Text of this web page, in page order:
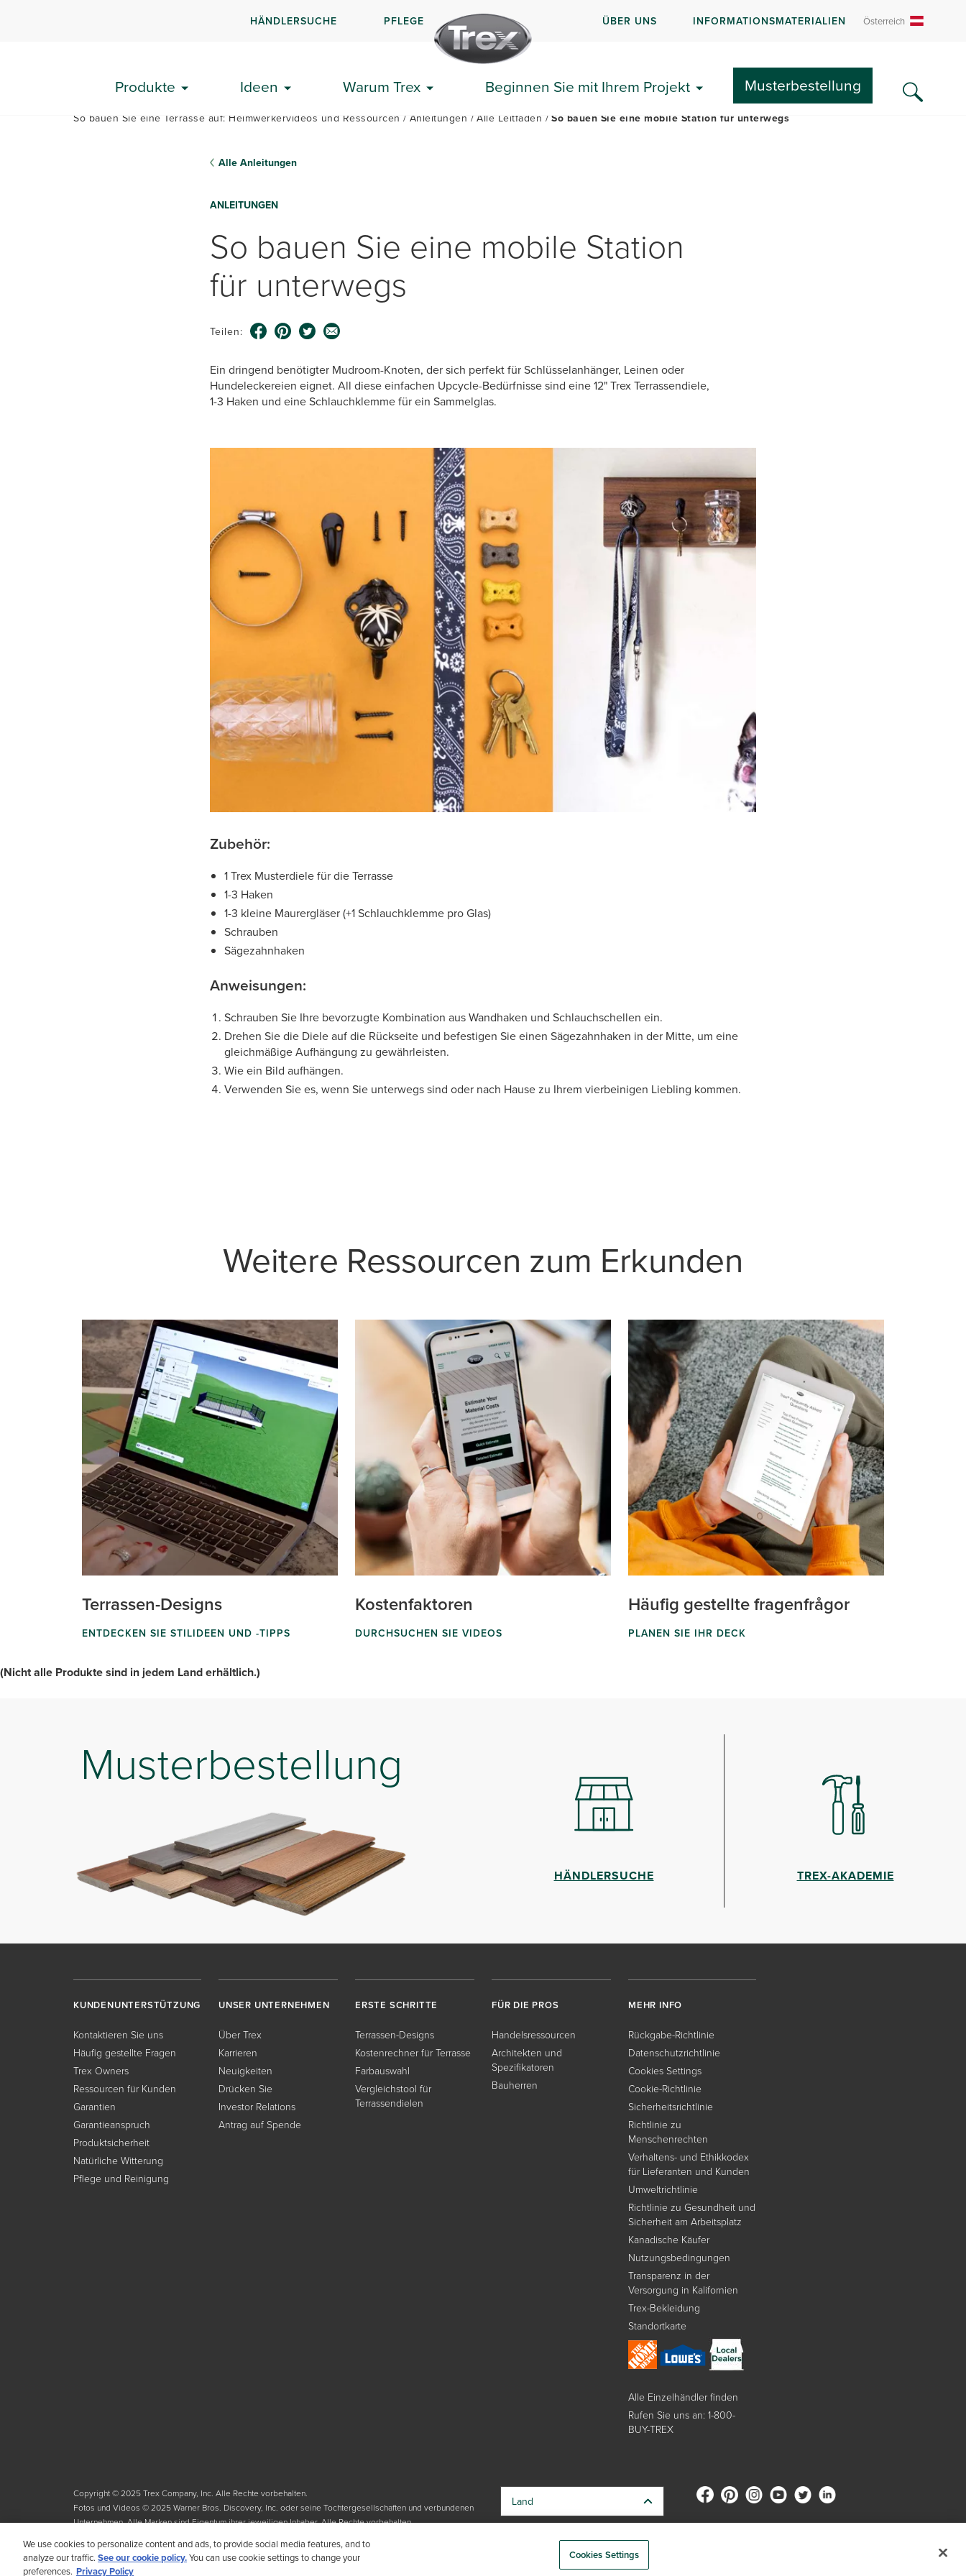
HÄNDLERSUCHE PFLEGE ÜBER UNS INFORMATIONSMATERIALIEN Österreich
Produkte Ideen Warum Trex Beginnen Sie mit Ihrem Projekt Musterbestellung
ERSTE SCHRITTE LITERATUR UND FAQS
So bauen Sie eine Terrasse auf: Heimwerkervideos und Ressourcen Anleitungen Alle Leitfäden So bauen Sie eine mobile Station für unterwegs
Alle Anleitungen
ANLEITUNGEN
So bauen Sie eine mobile Station
für unterwegs
Teilen:
Ein dringend benötigter Mudroom-Knoten, der sich perfekt für Schlüsselanhänger, Leinen oder
Hundeleckereien eignet. All diese einfachen Upcycle-Bedürfnisse sind eine 12" Trex Terrassendiele,
1-3 Haken und eine Schlauchklemme für ein Sammelglas.
Zubehör:
1 Trex Musterdiele für die Terrasse
1-3 Haken
1-3 kleine Maurergläser (+1 Schlauchklemme pro Glas)
Schrauben
Sägezahnhaken
Anweisungen:
Schrauben Sie Ihre bevorzugte Kombination aus Wandhaken und Schlauchschellen ein.
Drehen Sie die Diele auf die Rückseite und befestigen Sie einen Sägezahnhaken in der Mitte, um eine
gleichmäßige Aufhängung zu gewährleisten.
Wie ein Bild aufhängen.
Verwenden Sie es, wenn Sie unterwegs sind oder nach Hause zu Ihrem vierbeinigen Liebling kommen.
Weitere Ressourcen zum Erkunden
Terrassen-Designs
ENTDECKEN SIE STILIDEEN UND -TIPPS
Kostenfaktoren
DURCHSUCHEN SIE VIDEOS
Häufig gestellte fragenfrågor
PLANEN SIE IHR DECK
(Nicht alle Produkte sind in jedem Land erhältlich.)
Musterbestellung
HÄNDLERSUCHE TREX-AKADEMIE
KUNDENUNTERSTÜTZUNG
Kontaktieren Sie uns
Häufig gestellte Fragen
Trex Owners
Ressourcen für Kunden
Garantien
Garantieanspruch
Produktsicherheit
Natürliche Witterung
Pflege und Reinigung
UNSER UNTERNEHMEN
Über Trex
Karrieren
Neuigkeiten
Drücken Sie
Investor Relations
Antrag auf Spende
ERSTE SCHRITTE
Terrassen-Designs
Kostenrechner für Terrasse
Farbauswahl
Vergleichstool für
Terrassendielen
FÜR DIE PROS
Handelsressourcen
Architekten und
Spezifikatoren
Bauherren
MEHR INFO
Rückgabe-Richtlinie
Datenschutzrichtlinie
Cookies Settings
Cookie-Richtlinie
Sicherheitsrichtlinie
Richtlinie zu
Menschenrechten
Verhaltens- und Ethikkodex
für Lieferanten und Kunden
Umweltrichtlinie
Richtlinie zu Gesundheit und
Sicherheit am Arbeitsplatz
Kanadische Käufer
Nutzungsbedingungen
Transparenz in der
Versorgung in Kalifornien
Trex-Bekleidung
Standortkarte
Alle Einzelhändler finden
Rufen Sie uns an: 1-800-
BUY-TREX
Copyright © 2025 Trex Company, Inc. Alle Rechte vorbehalten.
Fotos und Videos © 2025 Warner Bros. Discovery, Inc. oder seine Tochtergesellschaften und verbundenen
Unternehmen. Alle Marken sind Eigentum ihrer jeweiligen Inhaber. Alle Rechte vorbehalten.
Land
von Trex gelesen haben
We use cookies to personalize content and ads, to provide social media features, and to
analyze our traffic. See our cookie policy.You can use cookie settings to change your
preferences. Privacy Policy
Cookies Settings